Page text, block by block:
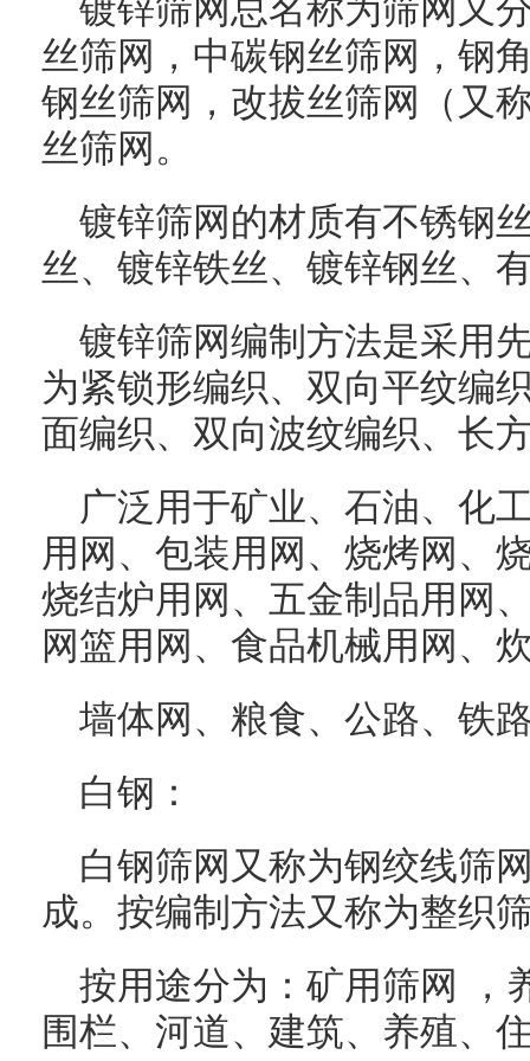
镀锌筛网总名称为筛网又
丝筛网，中碳钢丝筛网，钢
钢丝筛网，改拔丝筛网（又
丝筛网。
镀锌筛网的材质有不锈钢
丝、镀锌铁丝、镀锌钢丝、
镀锌筛网编制方法是采用
为紧锁形编织、双向平纹编
面编织、双向波纹编织、长
广泛用于矿业、石油、化
用网、包装用网、烧烤网、
烧结炉用网、五金制品用网
网篮用网、食品机械用网、
墙体网、粮食、公路、铁
白钢：
白钢筛网又称为钢绞线筛
成。按编制方法又称为整织
按用途分为：矿用筛网 ，
围栏、河道、建筑、养殖、